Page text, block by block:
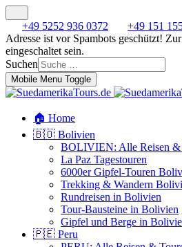
+49 5252 936 0372 +49 151
Adresse ist vor Spambots geschützt!
eingeschaltet sein.
Suchen
Mobile Menu Toggle
🏠 Home
🇧🇴 Bolivien
BOLIVIEN: Alle Reisen &
La Paz Tagestouren
6000er Gipfel-Touren
Trekking & Wandern
Rundreisen in Bolivien
Tour-Bausteine in Bolivien
Gipfel und Berge in
🇵🇪 Peru